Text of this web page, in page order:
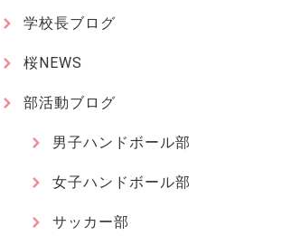
学校長ブログ
桜NEWS
部活動ブログ
男子ハンドボール部
女子ハンドボール部
サッカー部